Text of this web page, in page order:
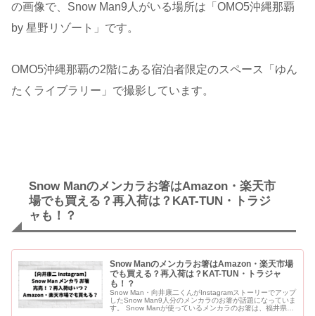
の画像で、Snow Man9人がいる場所は「OMO5沖縄那覇
by 星野リゾート」です。
OMO5沖縄那覇の2階にある宿泊者限定のスペース「ゆん
たくライブラリー」で撮影しています。
Snow Manのメンカラお箸はAmazon・楽天市
場でも買える？再入荷は？KAT-TUN・トラジ
ャも！？
Snow Manのメンカラお箸はAmazon・楽天市場
でも買える？再入荷は？KAT-TUN・トラジャ
も！？
Snow Man・向井康二くんがInstagramストーリーでアップ
したSnow Man9人分のメンカラのお箸が話題になっていま
す。 Snow Manが使っているメンカラのお箸は、福井県小